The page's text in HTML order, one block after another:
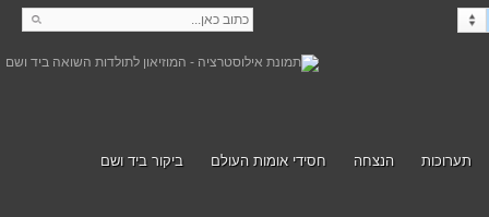
תערוכות הנצחה חסידי אומות העולם ביקור ביד ושם